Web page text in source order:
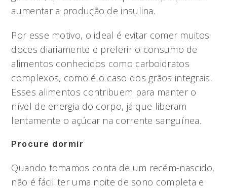
aumentar a produção de insulina.
Por esse motivo, o ideal é evitar comer muitos
doces diariamente e preferir o consumo de
alimentos conhecidos como carboidratos
complexos, como é o caso dos grãos integrais.
Esses alimentos contribuem para manter o
nível de energia do corpo, já que liberam
lentamente o açúcar na corrente sanguínea.
Procure dormir
Quando tomamos conta de um recém-nascido,
não é fácil ter uma noite de sono completa e